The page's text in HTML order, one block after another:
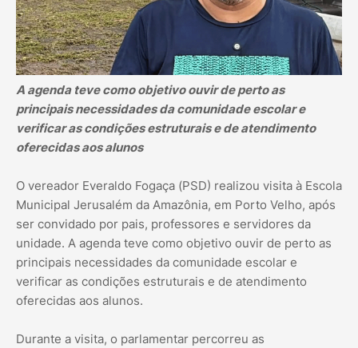
A agenda teve como objetivo ouvir de perto as
principais necessidades da comunidade escolar e
verificar as condições estruturais e de atendimento
oferecidas aos alunos
O vereador Everaldo Fogaça (PSD) realizou visita à Escola
Municipal Jerusalém da Amazônia, em Porto Velho, após
ser convidado por pais, professores e servidores da
unidade. A agenda teve como objetivo ouvir de perto as
principais necessidades da comunidade escolar e
verificar as condições estruturais e de atendimento
oferecidas aos alunos.
Durante a visita, o parlamentar percorreu as